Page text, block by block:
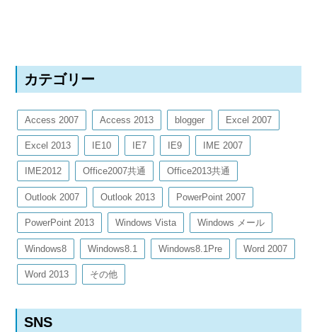
カテゴリー
Access 2007 Access 2013 blogger Excel 2007
Excel 2013 IE10 IE7 IE9 IME 2007
IME2012 Office2007共通 Office2013共通
Outlook 2007 Outlook 2013 PowerPoint 2007
PowerPoint 2013 Windows Vista Windows メール
Windows8 Windows8.1 Windows8.1Pre Word 2007
Word 2013 その他
SNS